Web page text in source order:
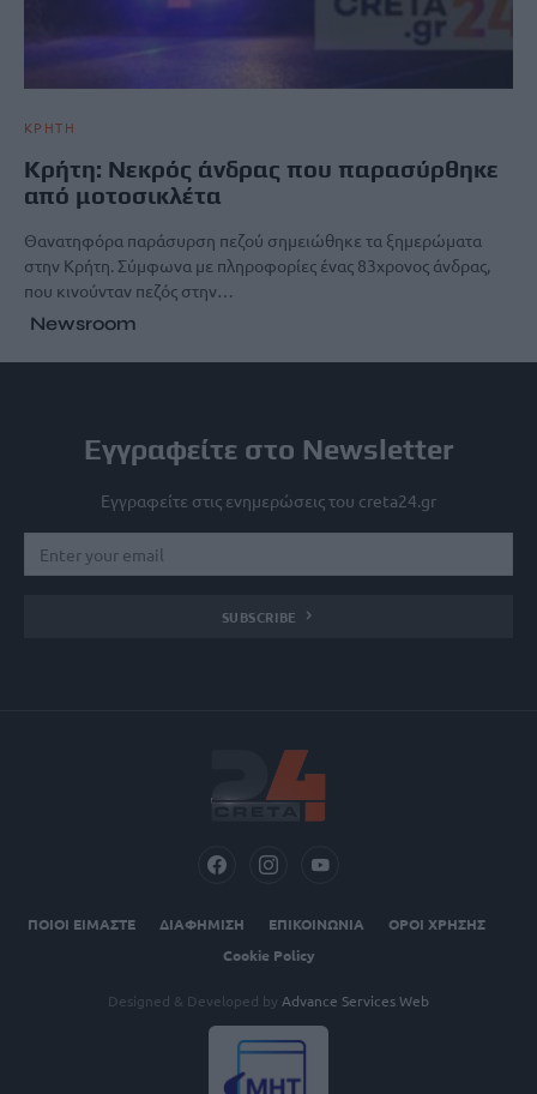
ΚΡΗΤΗ
Κρήτη: Νεκρός άνδρας που παρασύρθηκε
από μοτοσικλέτα
Θανατηφόρα παράσυρση πεζού σημειώθηκε τα ξημερώματα
στην Κρήτη. Σύμφωνα με πληροφορίες ένας 83χρονος άνδρας,
που κινούνταν πεζός στην…
Newsroom
Εγγραφείτε στο Newsletter
Εγγραφείτε στις ενημερώσεις του creta24.gr
SUBSCRIBE
ΠΟΙΟΙ ΕΙΜΑΣΤΕ ΔΙΑΦΗΜΙΣΗ ΕΠΙΚΟΙΝΩΝΙΑ
ΟΡΟΙ ΧΡΗΣΗΣ
Cookie Policy
Designed & Developed by Advance Services Web